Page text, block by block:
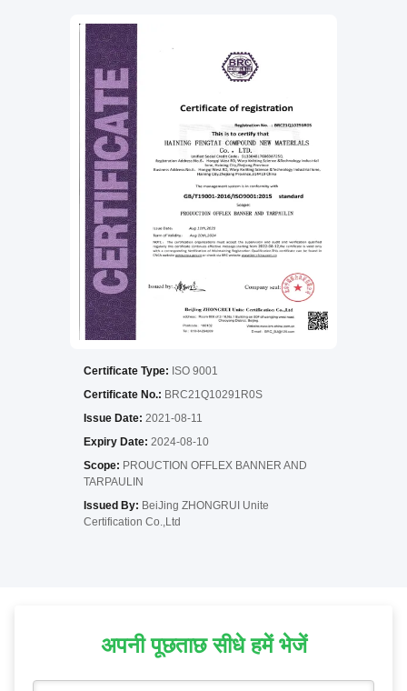
Certificate Type: ISO 9001
Certificate No.: BRC21Q10291R0S
Issue Date: 2021-08-11
Expiry Date: 2024-08-10
Scope: PROUCTION OFFLEX BANNER AND
TARPAULIN
Issued By: BeiJing ZHONGRUI Unite
Certification Co.,Ltd
अपनी पूछताछ सीधे हमें भेजें